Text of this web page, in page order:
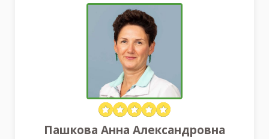
Пашкова Анна Александровна